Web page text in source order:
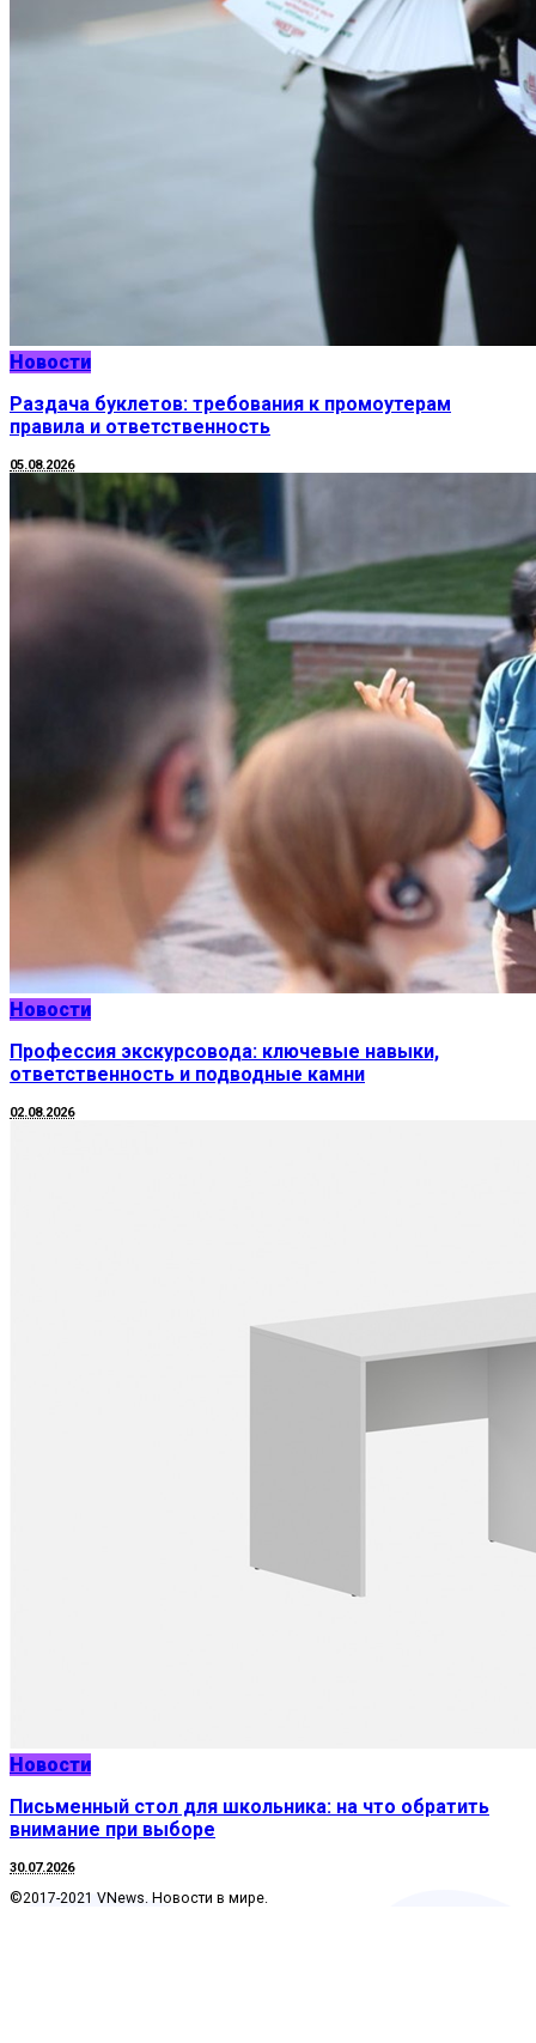
Новости
Раздача буклетов: требования к промоутерам
правила и ответственность
05.08.2026
Новости
Профессия экскурсовода: ключевые навыки,
ответственность и подводные камни
02.08.2026
Новости
Письменный стол для школьника: на что обратить
внимание при выборе
30.07.2026
©2017-2021 VNews. Новости в мире.